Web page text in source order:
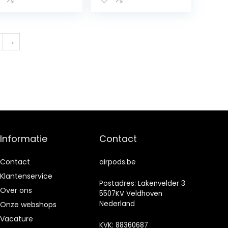
5.1 sport-
→
Informatie
Contact
Klantenservice
Over ons
Onze webshops
Vacature
Contact
airpods.be
Postadres: Lakenvelder 3
5507KV Veldhoven
Nederland
KVK: 88360687